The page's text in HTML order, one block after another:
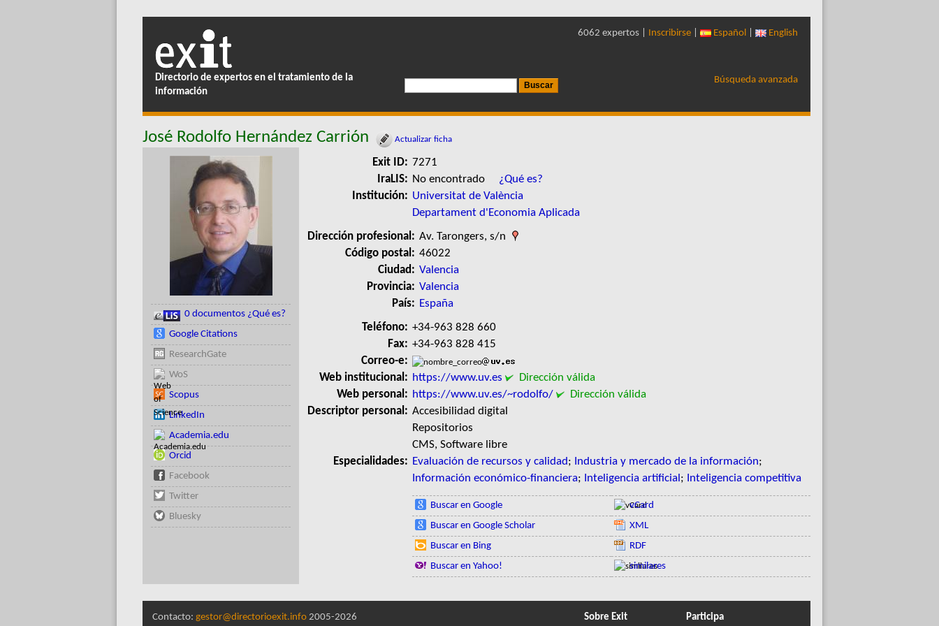
Directorio de expertos en el tratamiento de la
información
6062 expertos | Inscribirse Español English
Búsqueda avanzada
José Rodolfo Hernández Carrión Actualizar ficha
0 documentos ¿Qué es?
Google Citations
ResearchGate
WoS
Scopus
LinkedIn
Academia.edu
Orcid
Facebook
Twitter
Bluesky
Exit ID: 7271
IraLIS: No encontrado ¿Qué es?
Institución: Universitat de València
Departament d'Economia Aplicada
Dirección profesional: Av. Tarongers, s/n
Código postal: 46022
Ciudad: Valencia
Provincia: Valencia
País: España
Teléfono: +34-963 828 660
Fax: +34-963 828 415
Correo-e:
Web institucional: https://www.uv.es
Dirección válida
Web personal: https://www.uv.es/~rodolfo/
Dirección válida
Descriptor personal: Accesibilidad digital
Repositorios
CMS, Software libre
Especialidades: Evaluación de recursos y calidad; Industria y mercado de la información;
Información económico-financiera; Inteligencia artificial ; Inteligencia competitiva
Buscar en Google
Buscar en Google Scholar
Buscar en Bing
Buscar en Yahoo!
vCard
XML
RDF
similares
Contacto: gestor@directorioexit.info 2005-2026 Sobre Exit Participa